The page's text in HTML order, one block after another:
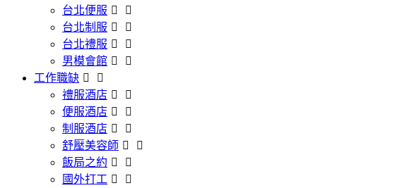
台北便服
台北制服
台北禮服
男模會館
工作職缺
禮服酒店
便服酒店
制服酒店
舒壓美容師
飯局之約
國外打工